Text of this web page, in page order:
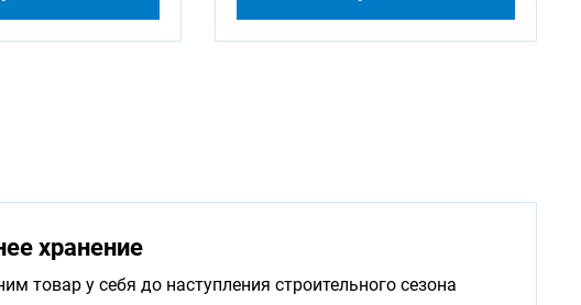
хранение
товар у себя до наступления строительного сезона